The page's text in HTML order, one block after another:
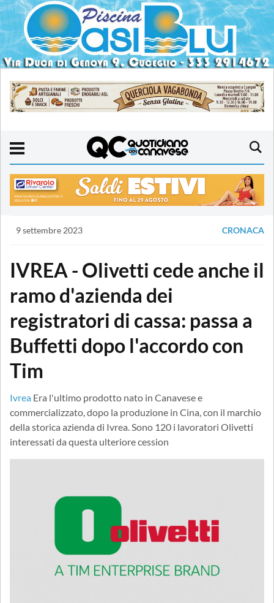
9 settembre 2023 CRONACA
IVREA - Olivetti cede anche il
ramo d'azienda dei
registratori di cassa: passa a
Buffetti dopo l'accordo con
Tim
Ivrea Era l'ultimo prodotto nato in Canavese e
commercializzato, dopo la produzione in Cina, con il marchio
della storica azienda di Ivrea. Sono 120 i lavoratori Olivetti
interessati da questa ulteriore cession